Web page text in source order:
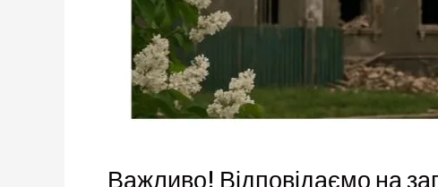
Важливо! Відповідаємо на